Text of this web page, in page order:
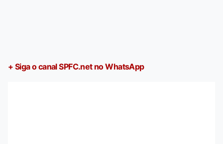
+ Siga o canal SPFC.net no WhatsApp